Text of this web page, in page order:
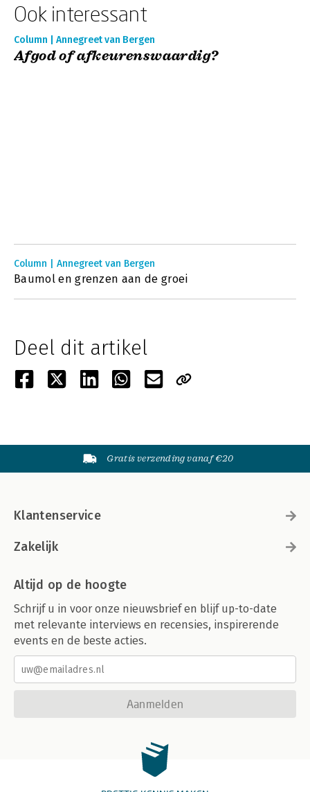
Ook interessant
Column | Annegreet van Bergen
Afgod of afkeurenswaardig?
Column | Annegreet van Bergen
Baumol en grenzen aan de groei
Deel dit artikel
Gratis verzending vanaf €20
Klantenservice
Zakelijk
Altijd op de hoogte
Schrijf u in voor onze nieuwsbrief en blijf up-to-date
met relevante interviews en recensies, inspirerende
events en de beste acties.
Aanmelden